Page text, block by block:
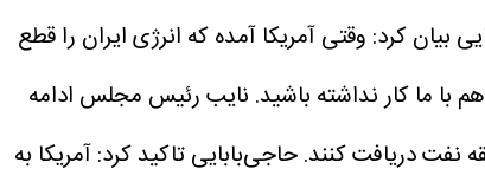
بیان کرد: وقتی آمریکا آمده که انرژی ایران را قطع
با ما کار نداشته باشید. نایب رئیس مجلس ادامه
نفت دریافت کنند.حاجی‌بابایی تاکید کرد: آمریکا به